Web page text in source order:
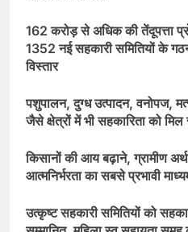
162 करोड़ से अधिक की तेंदूपत्ता
1352 नई सहकारी समितियों के
विस्तार
पशुपालन, दुग्ध उत्पादन, वनोपज,
जैसे क्षेत्रों में भी सहकारिता को मिल
किसानों की आय बढ़ाने, ग्रामीण
आत्मनिर्भरता का सबसे प्रभावी
उत्कृष्ट सहकारी समितियों को